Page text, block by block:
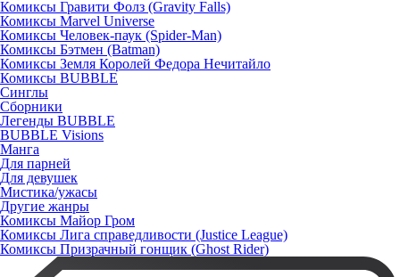
Комиксы Гравити Фолз (Gravity Falls)
Комиксы Marvel Universe
Комиксы Человек-паук (Spider-Man)
Комиксы Бэтмен (Batman)
Комиксы Земля Королей Федора Нечитайло
Комиксы BUBBLE
Синглы
Сборники
Легенды BUBBLE
BUBBLE Visions
Манга
Для парней
Для девушек
Мистика/ужасы
Другие жанры
Комиксы Майор Гром
Комиксы Лига справедливости (Justice League)
Комиксы Призрачный гонщик (Ghost Rider)